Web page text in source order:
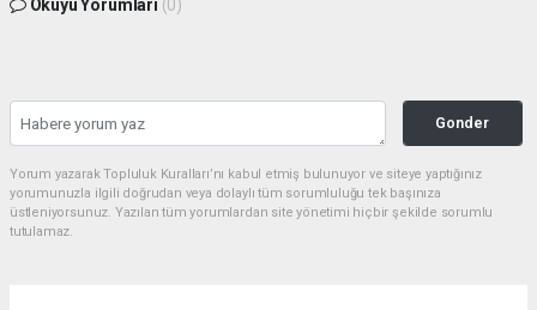
Okuyu Yorumları (0)
Gonder
Yorum yazarak Topluluk Kuralları’nı kabul etmiş bulunuyor ve siteye yaptığınız
yorumunuzla ilgili doğrudan veya dolaylı tüm sorumluluğu tek başınıza
üstleniyorsunuz. Yazılan tüm yorumlardan site yönetimi hiçbir şekilde sorumlu
tutulamaz.